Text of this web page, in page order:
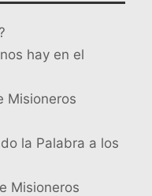
hay en el
Misioneros
la Palabra a los
Misioneros